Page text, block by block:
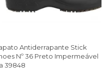
Antiderrapante Stick
Nº 36 Preto Impermeável
39848